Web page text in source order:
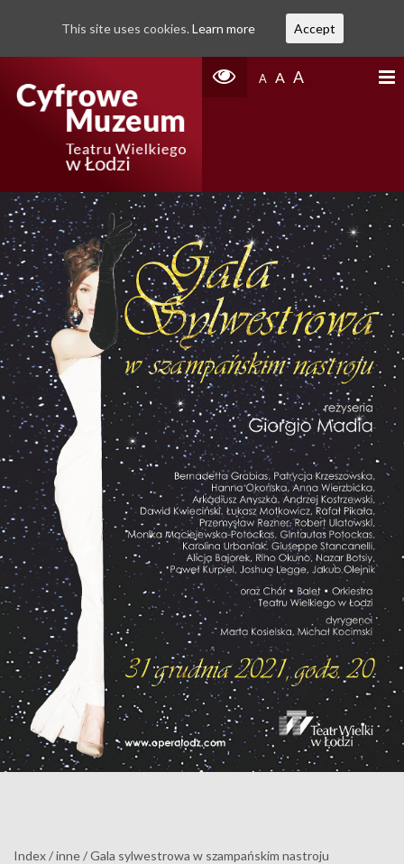
A A A
Index/inne/Gala sylwestrowa w szampańskim nastroju
This site uses cookies. Learn more Accept